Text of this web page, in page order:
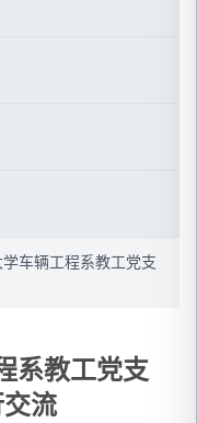
车辆工程系教工党支
系教工党支
流